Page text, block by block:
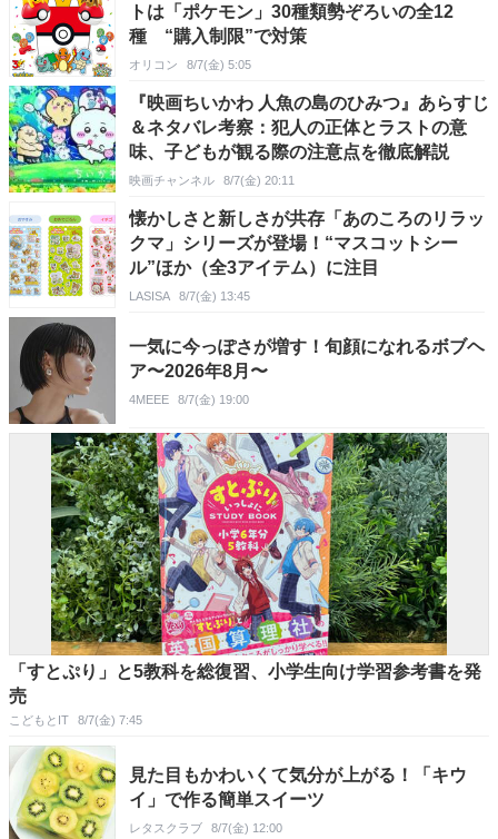
トは「ポケモン」30種類勢ぞろいの全12
種 “購入制限”で対策
オリコン 8/7(金) 5:05
『映画ちいかわ 人魚の島のひみつ』あらすじ
＆ネタバレ考察：犯人の正体とラストの意
味、子どもが観る際の注意点を徹底解説
映画チャンネル 8/7(金) 20:11
懐かしさと新しさが共存「あのころのリラッ
クマ」シリーズが登場！“マスコットシー
ル”ほか（全3アイテム）に注目
LASISA 8/7(金) 13:45
一気に今っぽさが増す！旬顔になれるボブヘ
ア〜2026年8月〜
4MEEE 8/7(金) 19:00
「すとぷり」と5教科を総復習、小学生向け学習参考書を発
売
こどもとIT 8/7(金) 7:45
見た目もかわいくて気分が上がる！「キウ
イ」で作る簡単スイーツ
レタスクラブ 8/7(金) 12:00